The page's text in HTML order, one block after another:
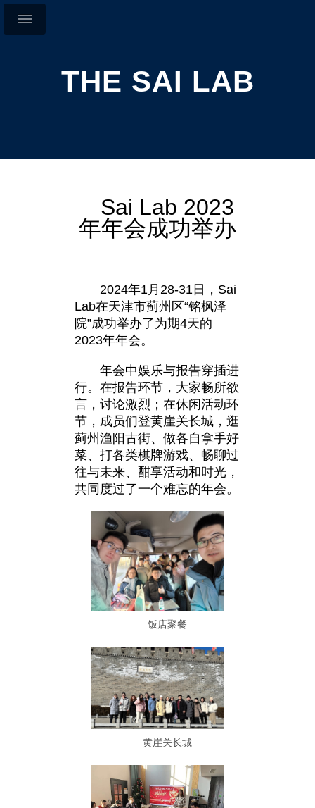
THE SAI LAB
Sai Lab 2023
年年会成功举办
2024年1月28-31日，Sai
Lab在天津市蓟州区“铭枫泽
院”成功举办了为期4天的
2023年年会。
年会中娱乐与报告穿插进
行。在报告环节，大家畅所欲
言，讨论激烈；在休闲活动环
节，成员们登黄崖关长城，逛
蓟州渔阳古街、做各自拿手好
菜、打各类棋牌游戏、畅聊过
往与未来、酣享活动和时光，
共同度过了一个难忘的年会。
饭店聚餐
黄崖关长城